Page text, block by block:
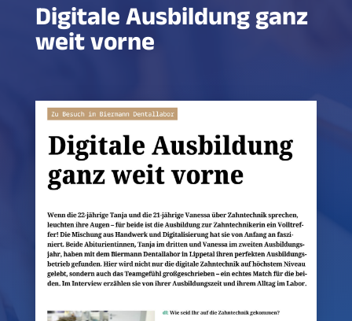
Digitale Ausbildung ganz
weit vorne